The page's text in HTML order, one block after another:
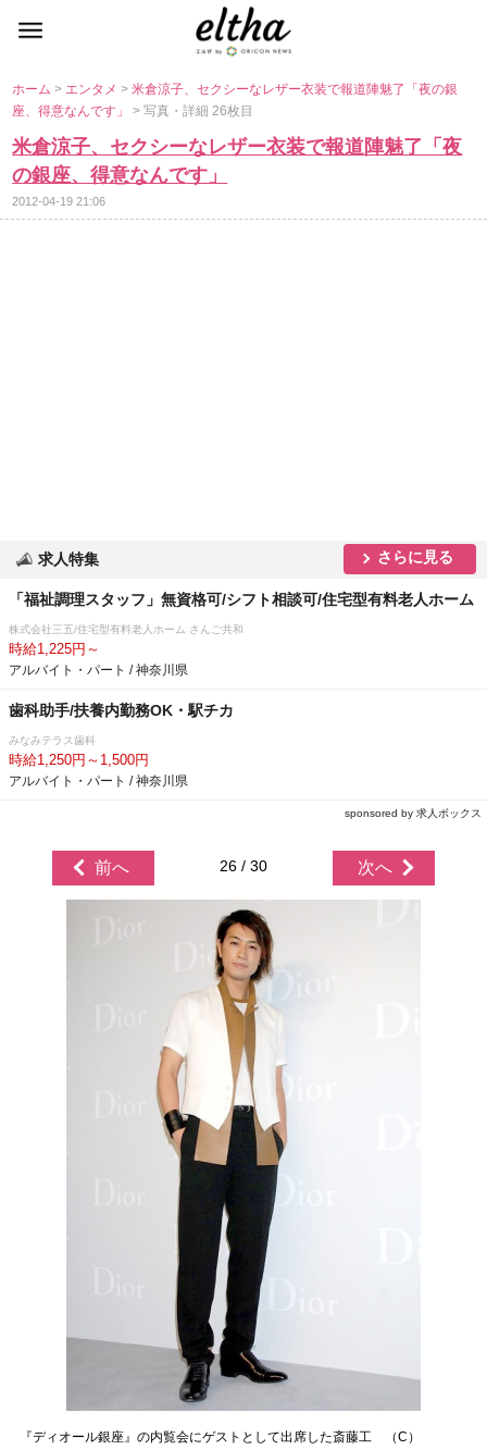
ホーム> エンタメ>米倉涼子、セクシーなレザー衣装で報道陣魅了「夜の銀
座、得意なんです」> 写真・詳細 26枚目
米倉涼子、セクシーなレザー衣装で報道陣魅了「夜
の銀座、得意なんです」
2012-04-19 21:06
求人特集 さらに見る
「福祉調理スタッフ」無資格可/シフト相談可/住宅型有料老人ホーム
株式会社三五/住宅型有料老人ホーム さんご共和
時給1,225円～
アルバイト・パート / 神奈川県
歯科助手/扶養内勤務OK・駅チカ
みなみテラス歯科
時給1,250円～1,500円
アルバイト・パート / 神奈川県
sponsored by 求人ボックス
前へ 26 / 30 次へ
『ディオール銀座』の内覧会にゲストとして出席した斎藤工 （C）